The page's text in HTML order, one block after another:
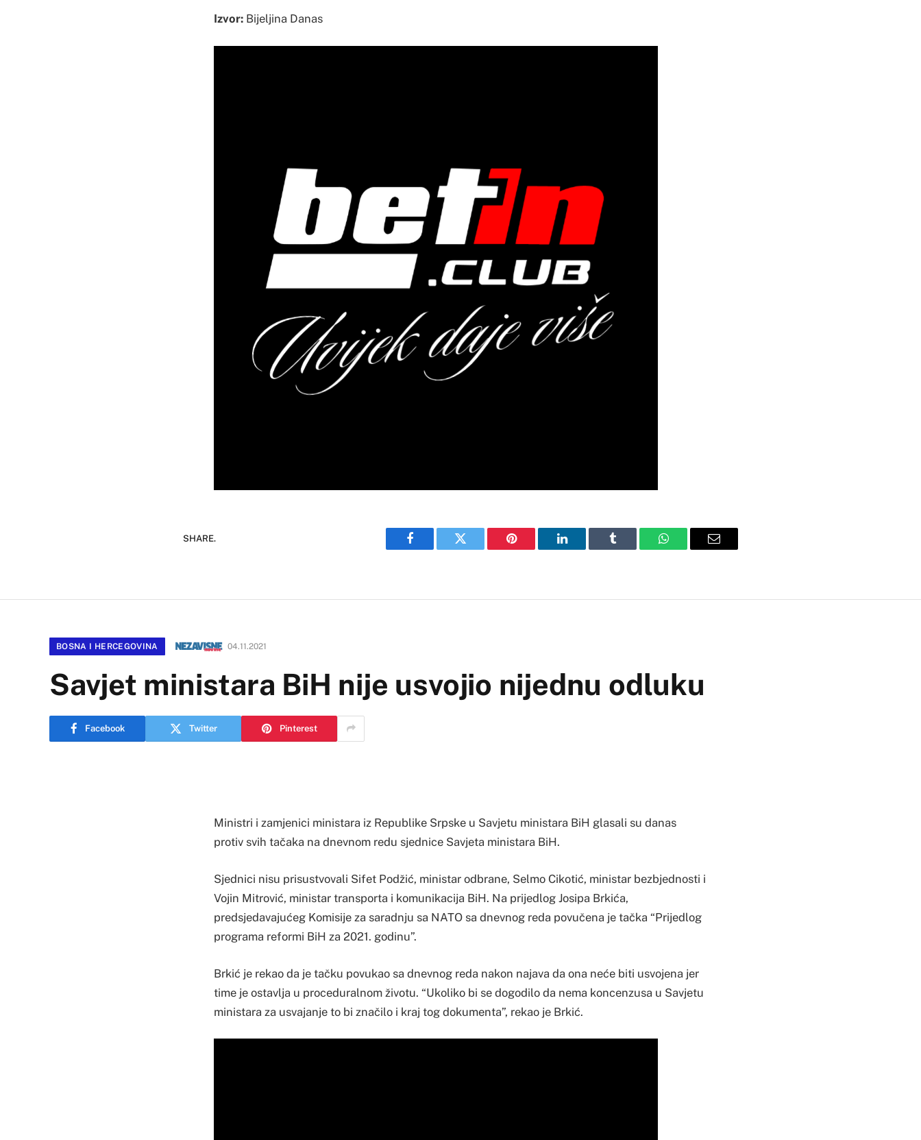
Izvor: Bijeljina Danas
SHARE.
Facebook Twitter Pinterest LinkedIn Tumblr WhatsAppEmail
BOSNA I HERCEGOVINA 04.11.2021
Savjet ministara BiH nije usvojio nijednu odluku
Facebook Twitter Pinterest
Ministri i zamjenici ministara iz Republike Srpske u Savjetu ministara BiH glasali su danas
protiv svih tačaka na dnevnom redu sjednice Savjeta ministara BiH.
Sjednici nisu prisustvovali Sifet Podžić, ministar odbrane, Selmo Cikotić, ministar bezbjednosti i
Vojin Mitrović, ministar transporta i komunikacija BiH. Na prijedlog Josipa Brkića,
predsjedavajućeg Komisije za saradnju sa NATO sa dnevnog reda povučena je tačka “Prijedlog
programa reformi BiH za 2021. godinu”.
Brkić je rekao da je tačku povukao sa dnevnog reda nakon najava da ona neće biti usvojena jer
time je ostavlja u proceduralnom životu. “Ukoliko bi se dogodilo da nema koncenzusa u Savjetu
ministara za usvajanje to bi značilo i kraj tog dokumenta”, rekao je Brkić.